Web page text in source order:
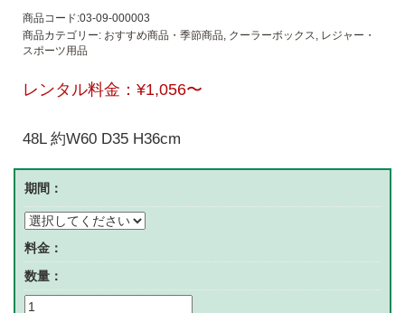
商品コード:03-09-000003
商品カテゴリー: おすすめ商品・季節商品 クーラーボックス
レジャー・
スポーツ用品
レンタル料金： ¥1,056〜
48L 約W60 D35 H36cm
期間：
料金：
数量：